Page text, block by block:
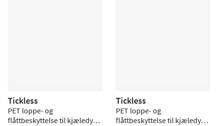
Tickless
PET loppe- og
flåttbeskyttelse til kjæledyr -
Tickless
PET loppe- og
flåttbeskyttelse til kjæledyr -